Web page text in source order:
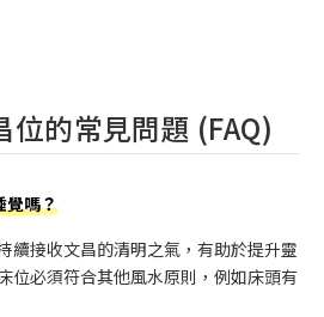
位的常見問題 (FAQ)
覺嗎？
續接收文昌的清明之氣，有助於提升靈
位必須符合其他風水原則，例如床頭有